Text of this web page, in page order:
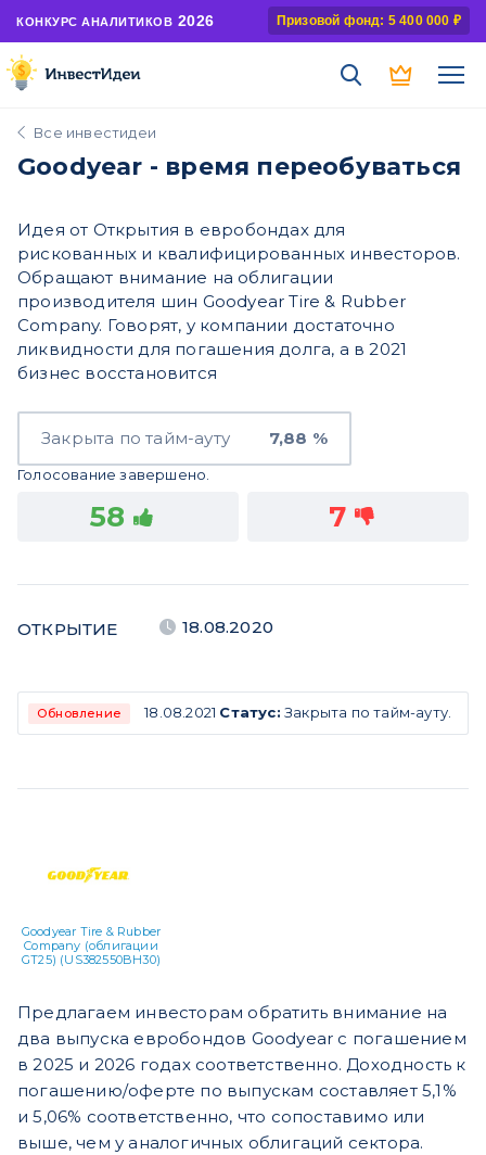
КОНКУРС АНАЛИТИКОВ 2026 Призовой фонд: 5 400 000 ₽
Все инвестидеи
Goodyear - время переобуваться
Идея от Открытия в евробондах для
рискованных и квалифицированных инвесторов.
Обращают внимание на облигации
производителя шин Goodyear Tire & Rubber
Company. Говорят, у компании достаточно
ликвидности для погашения долга, а в 2021
бизнес восстановится
Закрыта по тайм-ауту 7,88 %
Голосование завершено.
58 7
ОТКРЫТИЕ 18.08.2020
Обновление 18.08.2021 Статус: Закрыта по тайм-ауту.
Goodyear Tire & Rubber
Company (облигации
GT25) (US382550BH30)
Предлагаем инвесторам обратить внимание на
два выпуска евробондов Goodyear с погашением
в 2025 и 2026 годах соответственно. Доходность к
погашению/оферте по выпускам составляет 5,1%
и 5,06% соответственно, что сопоставимо или
выше, чем у аналогичных облигаций сектора.